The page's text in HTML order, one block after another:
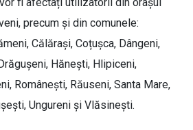
precum și din comunele:
Călărași, Coțușca, Dângeni,
Hănești, Hlipiceni,
Românești, Răuseni, Santa Mare,
Ungureni și Vlăsinești.